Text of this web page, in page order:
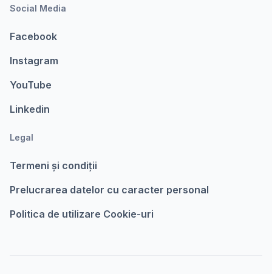
Social Media
Facebook
Instagram
YouTube
Linkedin
Legal
Termeni şi condiții
Prelucrarea datelor cu caracter personal
Politica de utilizare Cookie-uri